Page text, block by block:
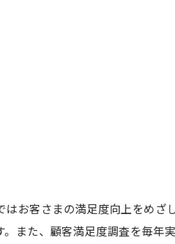
はお客さまの満足度向上をめざ
。また、顧客満足度調査を毎年